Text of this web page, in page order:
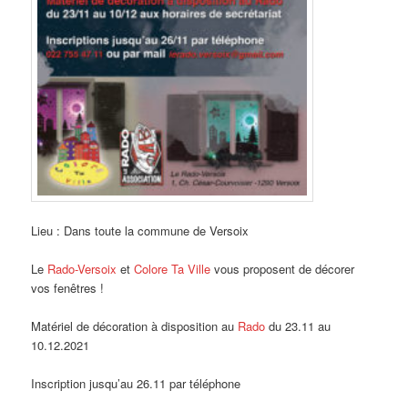
Lieu : Dans toute la commune de Versoix
Le Rado-Versoix etColore Ta Ville vous proposent de décorer
vos fenêtres !
Matériel de décoration à disposition au Rado du 23.11 au
10.12.2021
Inscription jusqu’au 26.11 par téléphone